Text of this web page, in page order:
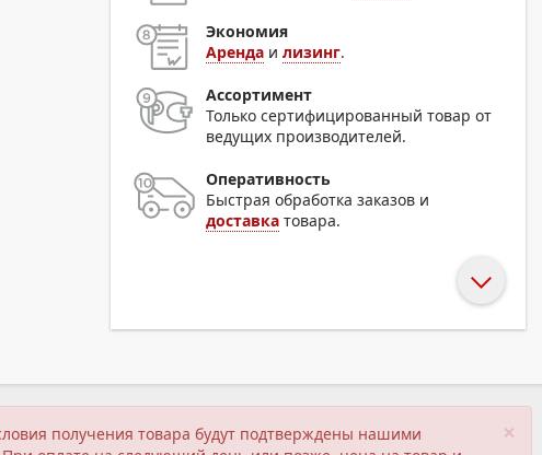
Экономия
Аренда илизинг.
Ассортимент
Только сертифицированный товар от
ведущих производителей.
Оперативность
Быстрая обработка заказов и
доставка товара.
×
получения товара будут подтверждены нашими